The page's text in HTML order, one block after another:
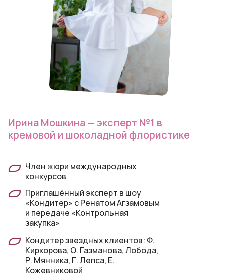
Ирина Мошкина — эксперт №1 в
кремовой и шоколадной флористике
Член жюри международных
конкурсов
Приглашённый эксперт в шоу
«Кондитер» с Ренатом Агзамовым
и передаче «Контрольная
закупка»
Кондитер звездных клиентов: Ф.
Киркорова, О. Газманова, Лобода,
Р. Мянника, Г. Лепса, Е.
Кожевниковой